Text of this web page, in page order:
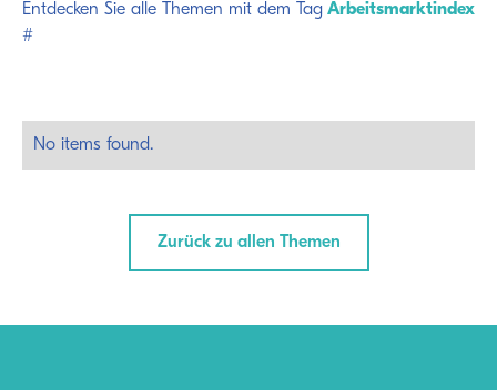
Entdecken Sie alle Themen mit dem Tag
#
Arbeitsmarktindex
No items found.
Zurück zu allen Themen